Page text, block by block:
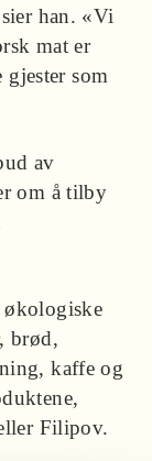
han. «Vi
mat er
gjester som
av
om å tilby
økologiske
brød,
kaffe og
Filipov.